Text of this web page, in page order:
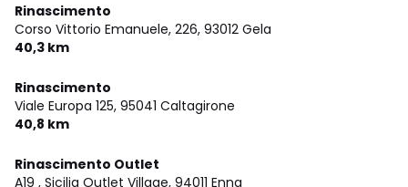
Rinascimento
Corso Vittorio Emanuele, 226, 93012 Gela
40,3 km
Rinascimento
Viale Europa 125, 95041 Caltagirone
40,8 km
Rinascimento Outlet
A19 , Sicilia Outlet Village, 94011 Enna